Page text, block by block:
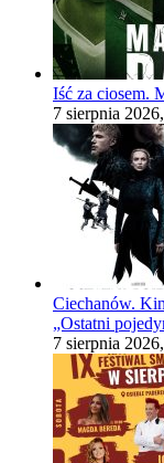
Iść za ciosem.
7 sierpnia
Ciechanów.
„Ostatni
7 sierpnia